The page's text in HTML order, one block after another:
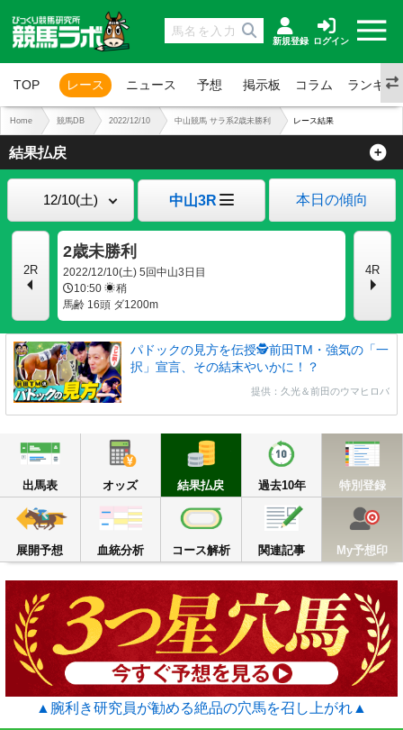
新規登録 ログイン
TOP レース ニュース 予想 掲示板 コラム ランキン
Home 競馬DB 2022/12/10 中山競馬 サラ系2歳未勝利 レース結果
結果払戻
中山3R 本日の傾向
2R
2歳未勝利
2022/12/10(土) 5回中山3日目
10:50
稍
馬齢 16頭 ダ1200m
4R
パドックの見方を伝授🕵前田TM・強気の「一
択」宣言、その結末やいかに！？
提供：久光＆前田のウマヒロバ
出馬表 オッズ
結果払戻
結果払戻
過去10年
過去10年
特別登録
展開予想
展開予想
血統分析
血統分析
コース解析
コース解析
関連記事
関連記事 My予想印
▲腕利き研究員が勧める絶品の穴馬を召し上がれ▲